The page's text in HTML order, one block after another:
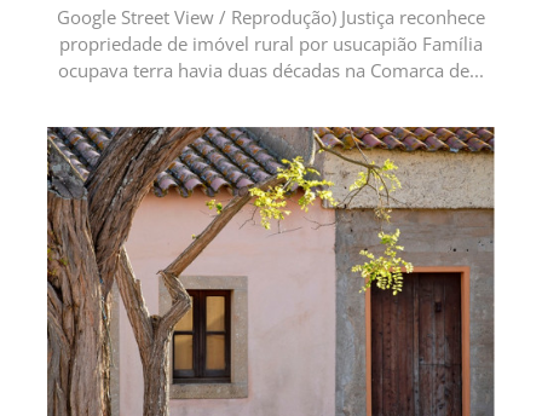
Google Street View / Reprodução) Justiça reconhece
propriedade de imóvel rural por usucapião Família
ocupava terra havia duas décadas na Comarca de...